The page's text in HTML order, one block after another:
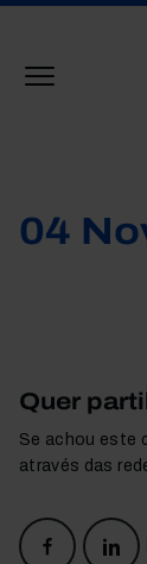
04
Quer
Se achou este
através das